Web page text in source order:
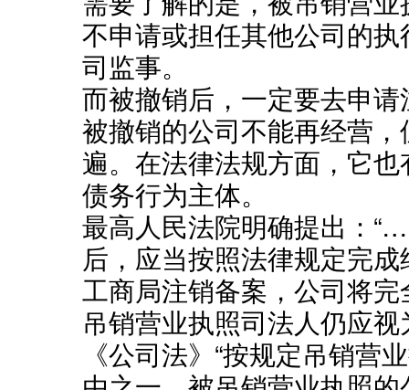
不申请或担任其他公司的
司监事。
而被撤销后，一定要去申
被撤销的公司不能再经营
遍。在法律法规方面，它
债务行为主体。
最高人民法院明确提出：
后，应当按照法律规定完
工商局注销备案，公司将
吊销营业执照司法人仍应视
《公司法》“按规定吊销营